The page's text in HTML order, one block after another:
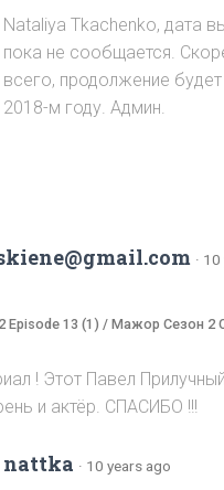
Nataliya Tkachenko, дата
пока не сообщается.
всего, продолжение
2018-м году. Админ.
· 10
Episode 13 (1) / Мажор Сезон 2
! Этот Павел Прилучный
и актёр. СПАСИБО !!!
nattka · 10 years ago